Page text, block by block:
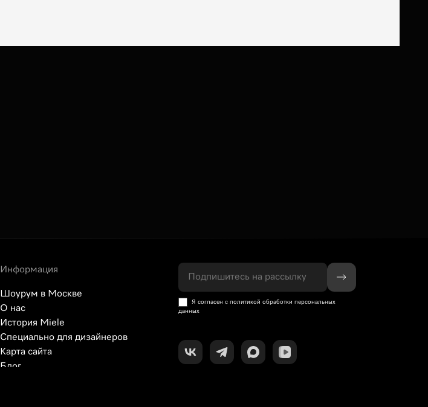
Информация
Шоурум в Москве
О нас
История Miele
Специально для дизайнеров
Карта сайта
Блог
Я согласен с политикой обработки персональных
данных